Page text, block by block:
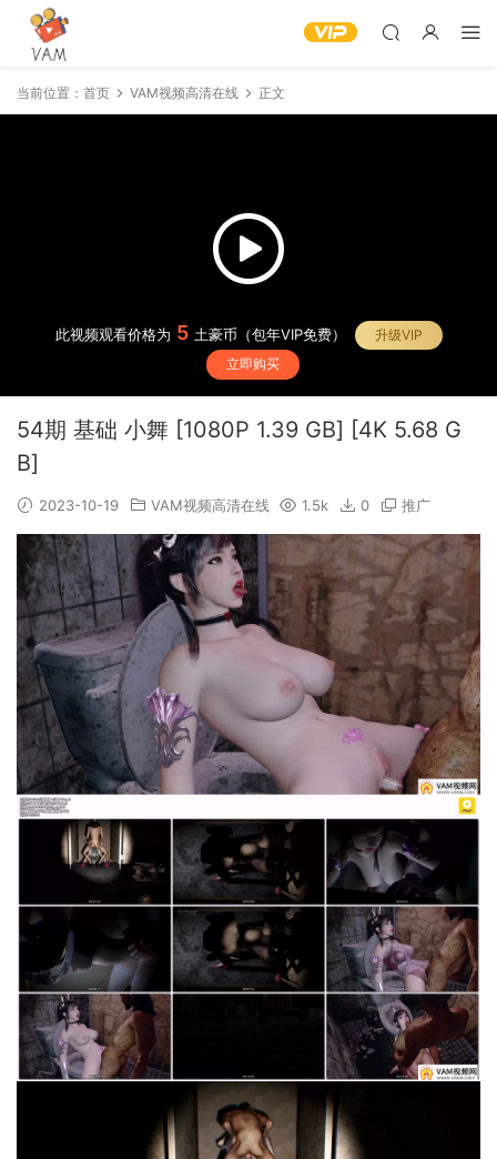
当前位置： 首页 VAM视频高清在线 正文
此视频观看价格为 5 土豪币（包年VIP免费）
升级VIP
立即购买
54期 基础 小舞 [1080P 1.39 GB] [4K 5.68 G
B]
2023-10-19 VAM视频高清在线 1.5k 0 推广